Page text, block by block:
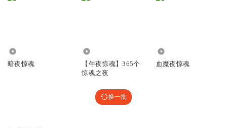
暗夜惊魂
【午夜惊魂】365个
惊魂之夜
血魔夜惊魂
换一批